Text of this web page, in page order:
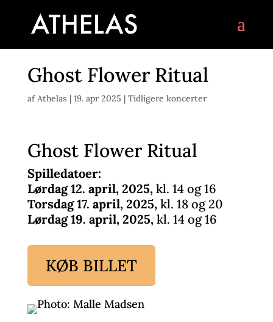
Ghost Flower Ritual
afAthelas | 19. apr 2025 | Tidligere koncerter
Ghost Flower Ritual
Spilledatoer:
Lørdag 12. april, 2025, kl. 14 og 16
Torsdag 17. april, 2025, kl. 18 og 20
Lørdag 19. april, 2025, kl. 14 og 16
KØB BILLET